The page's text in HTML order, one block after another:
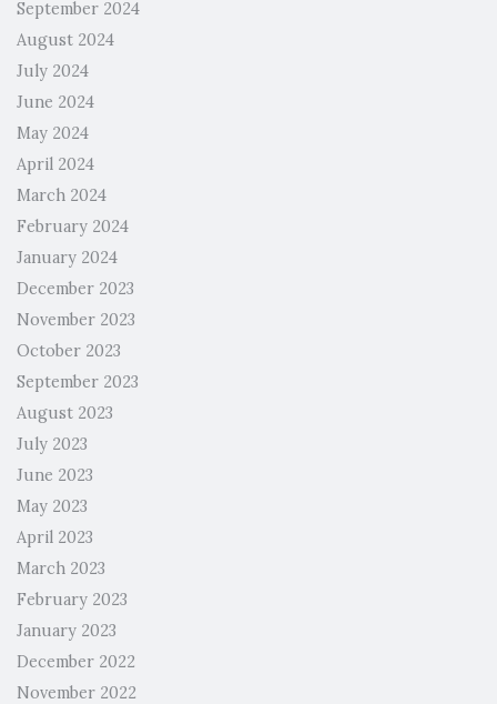
September 2024
August 2024
July 2024
June 2024
May 2024
April 2024
March 2024
February 2024
January 2024
December 2023
November 2023
October 2023
September 2023
August 2023
July 2023
June 2023
May 2023
April 2023
March 2023
February 2023
January 2023
December 2022
November 2022